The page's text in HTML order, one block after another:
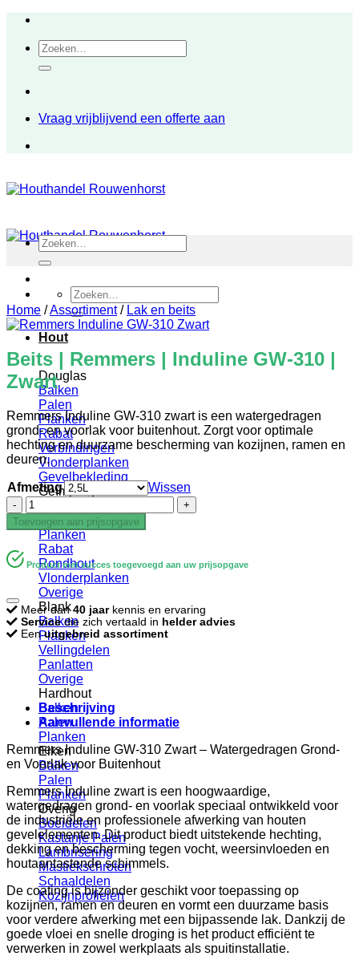
inhoudZoeken
naar:
Vraag vrijblijvend een offerte aan
Zoeken
naar:
Hout
Douglas
Balken
Palen
Planken
Rabat
Verbindingen
Vlonderplanken
Gevelbekleding
Geïmpregneerd
Palen
Planken
Rabat
Rondhout
Vlonderplanken
Overige
Blank
Balken
Planken
Vellingdelen
Panlatten
Overige
Hardhout
Balken
Palen
Planken
Eiken
Balken
Palen
Planken
Overig
Boeidelen
Kastanje Palen
Lambrisering
Mastiekschroten
Schaaldelen
Kozijnprofielen
Zoeken
naar:
Home /Assortiment / Lak en beits
Beits | Remmers | Induline GW-310 |
Zwart
Remmers Induline GW-310 zwart is een watergedragen
grond- en voorlak voor buitenhout. Zorgt voor optimale
hechting en duurzame bescherming van kozijnen, ramen en
deuren.
Afmeting
Wissen
Beits
|
Remmers
Induline
GW-
310
|
Zwart
aantal
Toevoegen aan prijsopgave
Product met succes toegevoegd aan uw prijsopgave
Meer dan40 jaarkennis en ervaring
Servicedie zich vertaald in helder advies
Eenuitgebreid assortiment
Beschrijving
Aanvullende informatie
Remmers Induline GW-310 Zwart – Watergedragen Grond-
en Voorlak voor Buitenhout
Remmers Induline zwart is een hoogwaardige,
watergedragen grond- en voorlak speciaal ontwikkeld voor
de industriële en professionele afwerking van houten
gevelelementen. Dit product biedt uitstekende hechting,
dekking en bescherming tegen vocht, weersinvloeden en
houtaantastende schimmels.
De coating is bijzonder geschikt voor toepassing op
kozijnen, ramen en deuren en vormt een duurzame basis
voor verdere afwerking met een bijpassende lak. Dankzij de
goede vloei en snelle droging is het product efficiënt te
verwerken in zowel werkplaats als spuitinstallatie.